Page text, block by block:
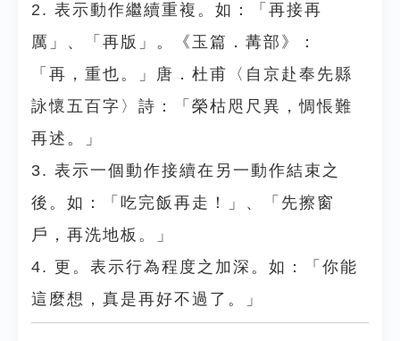
2. 表示動作繼續重複。如：「再接再
厲」、「再版」。《玉篇．冓部》：
「再，重也。」唐．杜甫〈自京赴奉先縣
詠懷五百字〉詩：「榮枯咫尺異，惆悵難
再述。」
3. 表示一個動作接續在另一動作結束之
後。如：「吃完飯再走！」、「先擦窗
戶，再洗地板。」
4. 更。表示行為程度之加深。如：「你能
這麼想，真是再好不過了。」